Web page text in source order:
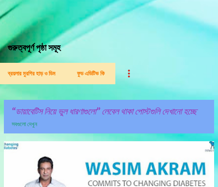
গুরুত্বপূর্ণ পৃষ্ঠা সমূহ
ব্রয়লার মুরগির হাড় ও ডিম ফুড এডিটিভ কি
ডায়াবেটিস নিয়ে ভুল ধারণাগুলো লেবেল থাকা পোস্টগুলি দেখানো হচ্ছে
সবগুলো দেখুন